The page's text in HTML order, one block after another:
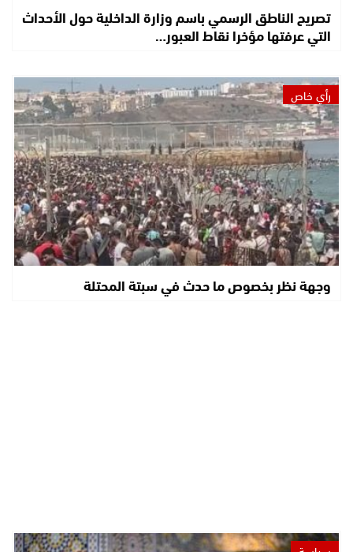
تصريح الناطق الرسمي باسم وزارة الداخلية حول الأحداث
التي عرفتها مؤخرا نقاط العبور…
رأي خاص
وجهة نظر بخصوص ما حدث في سبتة المحتلة